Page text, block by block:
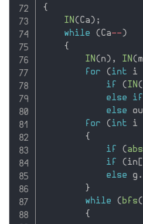
{
IN(Ca) ;
while
(Ca--)
{
IN(n) , IN(m
for
(int i
if
(IN(
else
if
else ou
for
(int i
{
if
(abs
if
(in [
else g .
}
while
(bfs(
{